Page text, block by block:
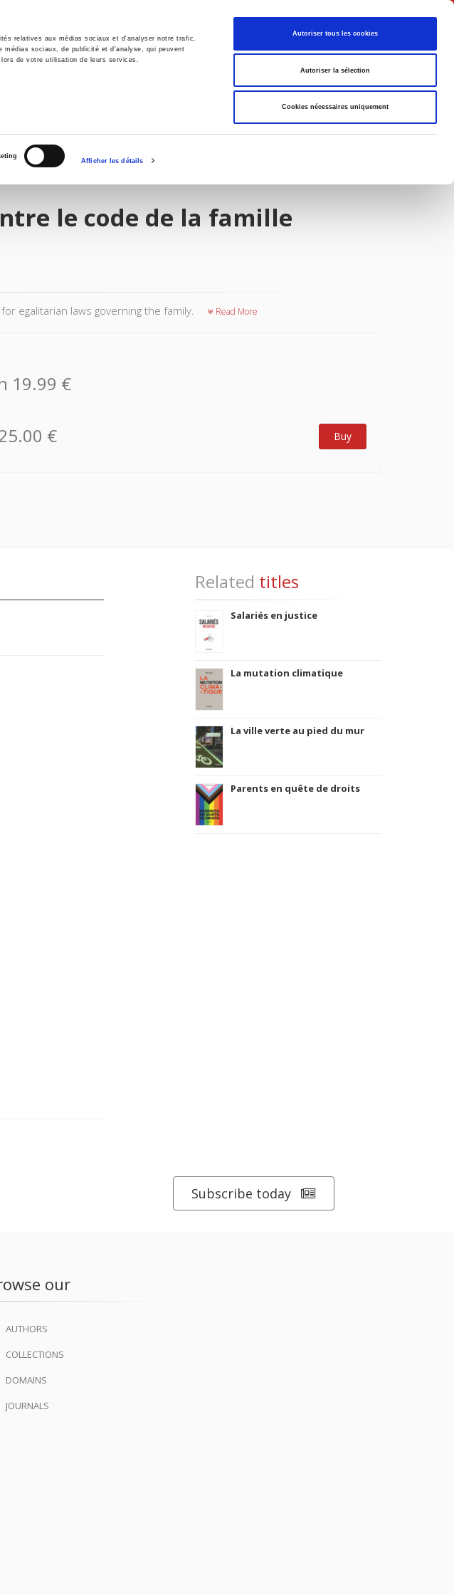
relatives aux médias sociaux et d'analyser notre trafic.
médias sociaux, de publicité et d'analyse, qui peuvent
de votre utilisation de leurs services.
Afficher les détails
Autoriser tous les cookies
Autoriser la sélection
Cookies nécessaires uniquement
English
International Politics
le code de la famille
egalitarian laws governing the family. Read More
19.99 €
€ Buy
Related titles
Salariés en justice
La mutation climatique
La ville verte au pied du mur
Parents en quête de droits
Subscribe today
our
AUTHORS
COLLECTIONS
DOMAINS
JOURNALS